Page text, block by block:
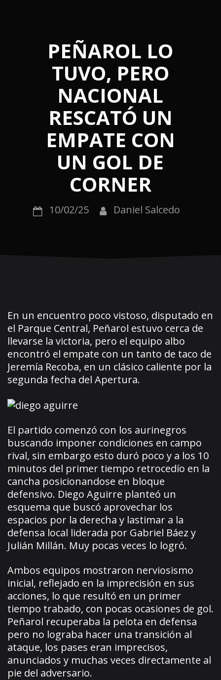
PEÑAROL LO
TUVO, PERO
NACIONAL
RESCATÓ UN
EMPATE CON
UN GOL DE
CORNER
10/02/25 Daniel Salcedo
En un encuentro poco vistoso, disputado en
el Parque Central, Peñarol estuvo cerca de
llevarse la victoria, pero el equipo albo
encontró el empate con un tanto de taco de
Jeremía Recoba, en un clásico caliente por la
segunda fecha del Apertura.
El partido comenzó con los aurinegros
buscando imponer condiciones en campo
rival, sin embargo esto duró poco y a los 10
minutos del primer tiempo retrocedío en la
cancha posicionandose en bloque
defensivo. Diego Aguirre planteó un
esquema que buscó aprovechar los
espacios por la derecha y lastimar a la
defensa local liderada por Gabriel Báez y
Julián Millán. Muy pocas veces lo logró.
Ambos equipos mostraron nerviosismo
inicial, reflejado en la imprecisión en sus
acciones, lo que resultó en un primer
tiempo trabado, con pocas ocasiones de gol.
Peñarol recuperaba la pelota en defensa
pero no lograba hacer una transición al
ataque, los pases eran imprecisos,
anunciados y muchas veces directamente al
pie del adversario.